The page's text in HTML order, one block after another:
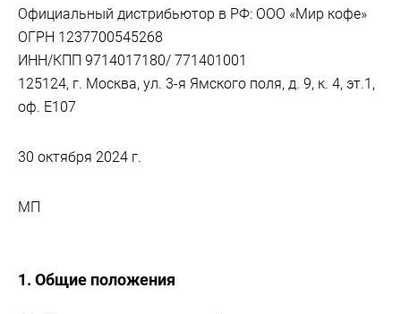
Официальный дистрибьютор в РФ: ООО «Мир кофе»
ОГРН 1237700545268
ИНН/КПП 9714017180/ 771401001
125124, г. Москва, ул. 3-я Ямского поля, д. 9, к. 4, эт.1,
оф. E107
30 октября 2024 г.
МП
1. Общие положения